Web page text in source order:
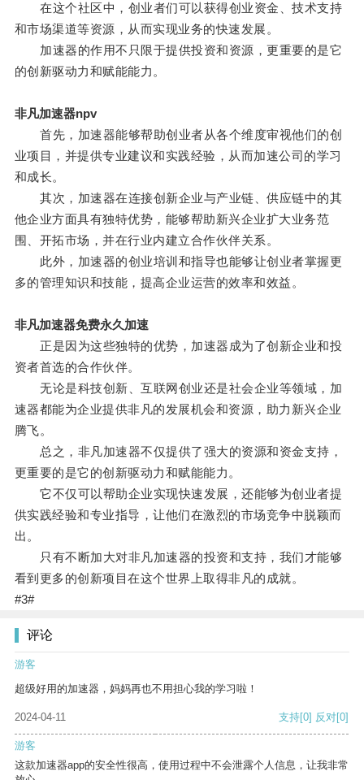
在这个社区中，创业者们可以获得创业资金、技术支持
和市场渠道等资源，从而实现业务的快速发展。
加速器的作用不只限于提供投资和资源，更重要的是它
的创新驱动力和赋能能力。
非凡加速器npv
首先，加速器能够帮助创业者从各个维度审视他们的创
业项目，并提供专业建议和实践经验，从而加速公司的学习
和成长。
其次，加速器在连接创新企业与产业链、供应链中的其
他企业方面具有独特优势，能够帮助新兴企业扩大业务范
围、开拓市场，并在行业内建立合作伙伴关系。
此外，加速器的创业培训和指导也能够让创业者掌握更
多的管理知识和技能，提高企业运营的效率和效益。
非凡加速器免费永久加速
正是因为这些独特的优势，加速器成为了创新企业和投
资者首选的合作伙伴。
无论是科技创新、互联网创业还是社会企业等领域，加
速器都能为企业提供非凡的发展机会和资源，助力新兴企业
腾飞。
总之，非凡加速器不仅提供了强大的资源和资金支持，
更重要的是它的创新驱动力和赋能能力。
它不仅可以帮助企业实现快速发展，还能够为创业者提
供实践经验和专业指导，让他们在激烈的市场竞争中脱颖而
出。
只有不断加大对非凡加速器的投资和支持，我们才能够
看到更多的创新项目在这个世界上取得非凡的成就。
#3#
评论
游客
超级好用的加速器，妈妈再也不用担心我的学习啦！
2024-04-11 支持[0] 反对[0]
游客
这款加速器app的安全性很高，使用过程中不会泄露个人信息，让我非常